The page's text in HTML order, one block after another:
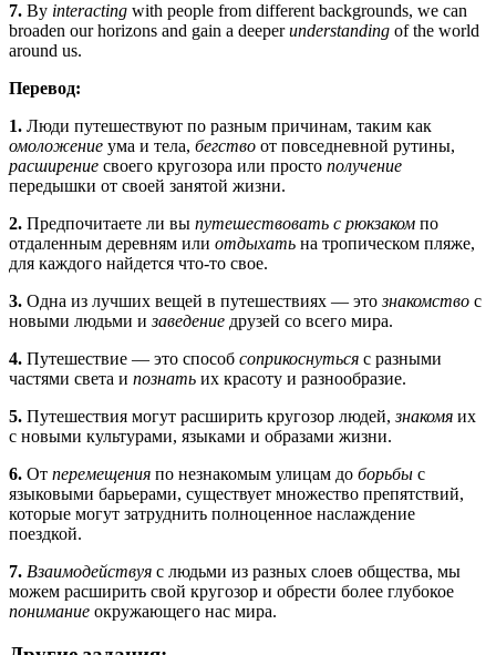
7. By interacting with people from different backgrounds, we can
broaden our horizons and gain a deeperunderstanding of the world
around us.
Перевод:
1. Люди путешествуют по разным причинам, таким как
омоложение ума и тела, бегство от повседневной рутины,
расширение своего кругозора или просто получение
передышки от своей занятой жизни.
2. Предпочитаете ли вы путешествовать с рюкзаком по
отдаленным деревням или отдыхать на тропическом пляже,
для каждого найдется что-то свое.
3. Одна из лучших вещей в путешествиях — этознакомство с
новыми людьми изаведение друзей со всего мира.
4. Путешествие — это способ соприкоснуться с разными
частями света и познать их красоту и разнообразие.
5. Путешествия могут расширить кругозор людей,знакомя их
с новыми культурами, языками и образами жизни.
6. От перемещения по незнакомым улицам до борьбы с
языковыми барьерами, существует множество препятствий,
которые могут затруднить полноценное наслаждение
поездкой.
7. Взаимодействуя с людьми из разных слоев общества, мы
можем расширить свой кругозор и обрести более глубокое
понимание окружающего нас мира.